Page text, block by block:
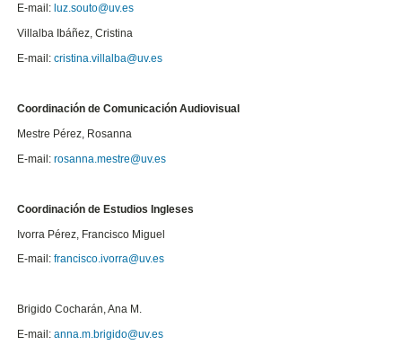
E-mail: luz.souto@uv.es
Villalba Ibáñez, Cristina
E-mail:cristina.villalba@uv.es
Coordinación de Comunicación Audiovisual
Mestre Pérez, Rosanna
E-mail: rosanna.mestre@uv.es
Coordinación de Estudios Ingleses
Ivorra Pérez, Francisco Miguel
E-mail:francisco.ivorra@uv.es
Brigido Cocharán, Ana M.
E-mail:anna.m.brigido@uv.es